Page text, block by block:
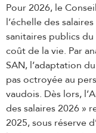
Pour 2026, le
l’échelle des
sanitaires publics
coût de la vie. Par
SAN, l’adaptation
pas octroyée au
vaudois. Dès lors,
des salaires 2026 »
2025, sous réserve